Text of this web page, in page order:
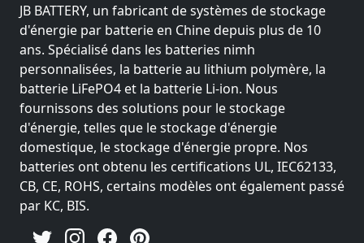
JB BATTERY, un fabricant de systèmes de stockage
d'énergie par batterie en Chine depuis plus de 10
ans. Spécialisé dans les batteries nimh
personnalisées, la batterie au lithium polymère, la
batterie LiFePO4 et la batterie Li-ion. Nous
fournissons des solutions pour le stockage
d'énergie, telles que le stockage d'énergie
domestique, le stockage d'énergie propre. Nos
batteries ont obtenu les certifications UL, IEC62133,
CB, CE, ROHS, certains modèles ont également passé
par KC, BIS.